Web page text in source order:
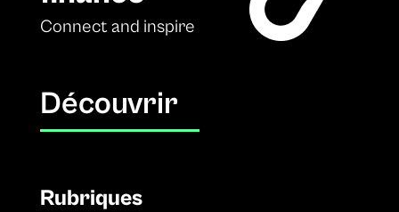
Connect and inspire
Découvrir
Rubriques